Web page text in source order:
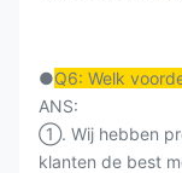
●Q6: Welk
ANS:
①. Wij hebben
klanten de best